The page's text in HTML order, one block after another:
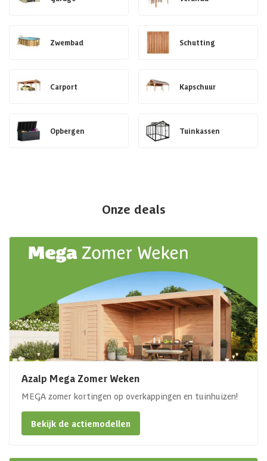
Zwembad Schutting
Carport Kapschuur
Opbergen Tuinkassen
Onze deals
Azalp Mega Zomer Weken
MEGA zomer kortingen op overkappingen en tuinhuizen!
Bekijk de actiemodellen